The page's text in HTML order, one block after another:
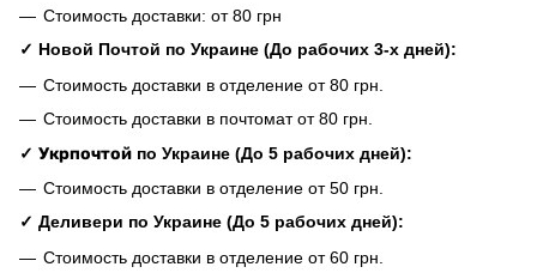
Стоимость доставки: от 80 грн
✓ Новой Почтой по Украине (До рабочих 3-х дней):
Стоимость доставки в отделение от 80 грн.
Стоимость доставки в почтомат от 80 грн.
✓ Укрпочтой по Украине (До 5 рабочих дней):
Стоимость доставки в отделение от 50 грн.
✓ Деливери по Украине (До 5 рабочих дней):
Стоимость доставки в отделение от 60 грн.